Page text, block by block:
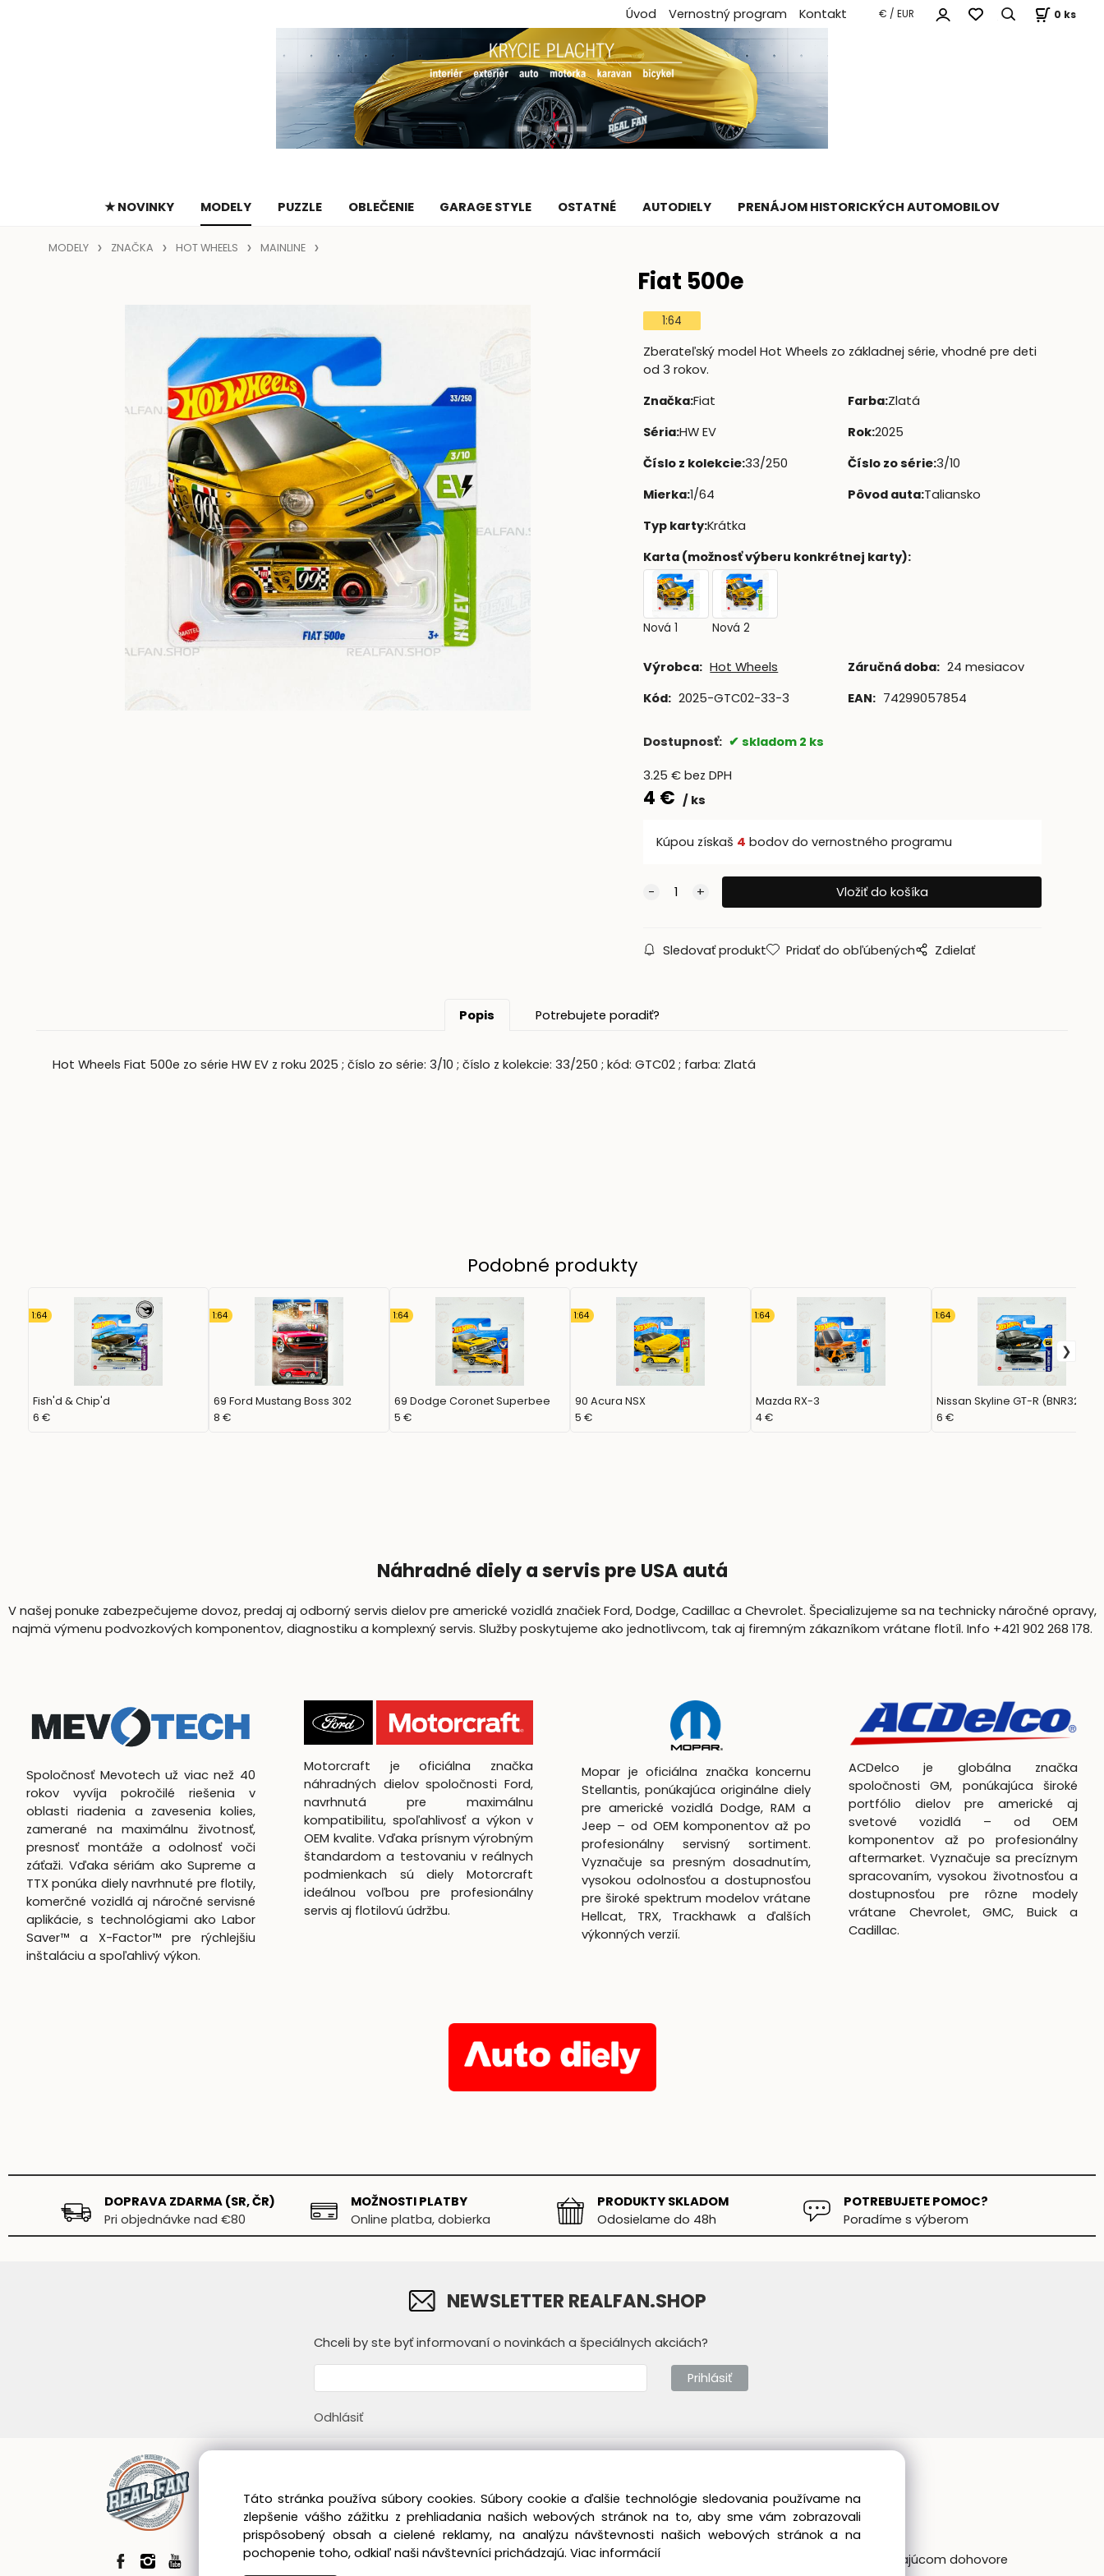
Úvod Vernostný program Kontakt € / EUR 0 ks
★ NOVINKY MODELY PUZZLE OBLEČENIE GARAGE STYLE OSTATNÉ AUTODIELY PRENÁJOM HISTORICKÝCH AUTOMOBILOV
MODELY ZNAČKA HOT WHEELS MAINLINE
Fiat 500e
1:64
Zberateľský model Hot Wheels zo základnej série, vhodné pre deti
od 3 rokov.
Značka:Fiat Farba:Zlatá
Séria:HW EV Rok:2025
Číslo z kolekcie:33/250 Číslo zo série:3/10
Mierka:1/64 Pôvod auta:Taliansko
Typ karty:Krátka
Karta (možnosť výberu konkrétnej karty):
Nová 1 Nová 2
Výrobca: Hot Wheels Záručná doba: 24 mesiacov
Kód: 2025-GTC02-33-3 EAN: 74299057854
Dostupnosť: skladom 2 ks
3.25 €bez DPH
4 € ks
Kúpou získaš 4 bodov do vernostného programu
Sledovať produkt Pridať do obľúbených Zdielať
Popis Potrebujete poradiť?
Hot Wheels Fiat 500e zo série HW EV z roku 2025 ; číslo zo série: 3/10 ; číslo z kolekcie: 33/250 ; kód: GTC02 ; farba: Zlatá
Podobné produkty
Fish'd & Chip'd
1:64
6 €
69 Ford Mustang Boss 302
1:64
8 €
69 Dodge Coronet Superbee
1:64
5 €
90 Acura NSX
1:64
5 €
Mazda RX-3
1:64
4 €
Nissan Skyline GT-R (BNR32)
1:64
6 €
Náhradné diely a servis pre USA autá
V našej ponuke zabezpečujeme dovoz, predaj aj odborný servis dielov pre americké vozidlá značiek Ford, Dodge, Cadillac a Chevrolet. Špecializujeme sa na technicky náročné opravy,
najmä výmenu podvozkových komponentov, diagnostiku a komplexný servis. Služby poskytujeme ako jednotlivcom, tak aj firemným zákazníkom vrátane flotíl. Info +421 902 268 178.
Spoločnosť Mevotech už viac než 40
rokov vyvíja pokročilé riešenia v
oblasti riadenia a zavesenia kolies,
zamerané na maximálnu životnosť,
presnosť montáže a odolnosť voči
záťaži. Vďaka sériám ako Supreme a
TTX ponúka diely navrhnuté pre flotily,
komerčné vozidlá aj náročné servisné
aplikácie, s technológiami ako Labor
Saver™ a X-Factor™ pre rýchlejšiu
inštaláciu a spoľahlivý výkon.
Motorcraft je oficiálna značka
náhradných dielov spoločnosti Ford,
navrhnutá pre maximálnu
kompatibilitu, spoľahlivosť a výkon v
OEM kvalite. Vďaka prísnym výrobným
štandardom a testovaniu v reálnych
podmienkach sú diely Motorcraft
ideálnou voľbou pre profesionálny
servis aj flotilovú údržbu.
Mopar je oficiálna značka koncernu
Stellantis, ponúkajúca originálne diely
pre americké vozidlá Dodge, RAM a
Jeep – od OEM komponentov až po
profesionálny servisný sortiment.
Vyznačuje sa presným dosadnutím,
vysokou odolnosťou a dostupnosťou
pre široké spektrum modelov vrátane
Hellcat, TRX, Trackhawk a ďalších
výkonných verzií.
ACDelco je globálna značka
spoločnosti GM, ponúkajúca široké
portfólio dielov pre americké aj
svetové vozidlá – od OEM
komponentov až po profesionálny
aftermarket. Vyznačuje sa precíznym
spracovaním, vysokou životnosťou a
dostupnosťou pre rôzne modely
vrátane Chevrolet, GMC, Buick a
Cadillac.
DOPRAVA ZDARMA (SR, ČR)
Pri objednávke nad €80
MOŽNOSTI PLATBY
Online platba, dobierka
PRODUKTY SKLADOM
Odosielame do 48h
POTREBUJETE POMOC?
Poradíme s výberom
NEWSLETTER REALFAN.SHOP
Chceli by ste byť informovaní o novinkách a špeciálnych akciách?
Prihlásiť
Odhlásiť
Obchodné podmienky
Zákaznícka sekcia
Blog
GDPR
Real Fan s.r.o.
Vukovarská 7382/1B
841 07 Bratislava -
Devínska Nová Ves
Tel:+421 905 475 341
Mail: shop@realfan.sk
Zákaznícka linka: 9:00-18:00
Osobný odber: po predchádajúcom dohovore
Táto stránka používa súbory cookies. Súbory cookie a ďalšie technológie sledovania používame na
zlepšenie vášho zážitku z prehliadania našich webových stránok na to, aby sme vám zobrazovali
prispôsobený obsah a cielené reklamy, na analýzu návštevnosti našich webových stránok a na
pochopenie toho, odkiaľ naši návštevníci prichádzajú. Viac informácií